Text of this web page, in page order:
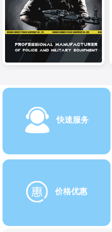
快速服务
价格优惠